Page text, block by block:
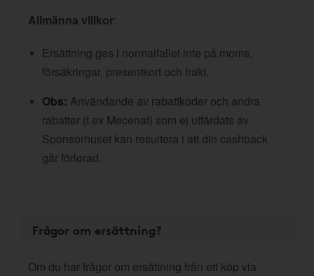
Allmänna villkor:
Ersättning ges i normalfallet inte på moms,
försäkringar, presentkort och frakt.
Obs: Användande av rabattkoder och andra
rabatter (t ex Mecenat) som ej utfärdats av
Sponsorhuset kan resultera i att din cashback
går förlorad.
Frågor om ersättning?
Om du har frågor om ersättning från ett köp via